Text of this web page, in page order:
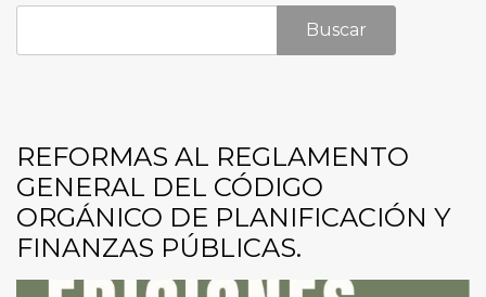
Buscar
REFORMAS AL REGLAMENTO
GENERAL DEL CÓDIGO
ORGÁNICO DE PLANIFICACIÓN Y
FINANZAS PÚBLICAS.